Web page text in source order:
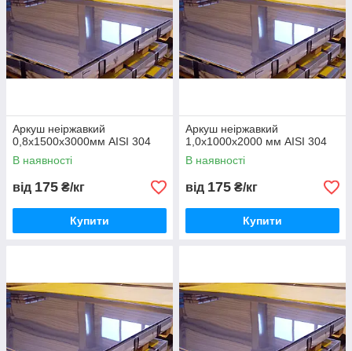
Аркуш неіржавкий
0,8х1500х3000мм AISI 304
В наявності
від 175 ₴/кг
Купити
Аркуш неіржавкий
1,0х1000х2000 мм AISI 304
В наявності
від 175 ₴/кг
Купити